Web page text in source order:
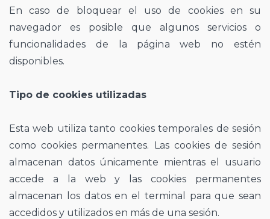
En caso de bloquear el uso de cookies en su
navegador es posible que algunos servicios o
funcionalidades de la página web no estén
disponibles.
Tipo de cookies utilizadas
Esta web utiliza tanto cookies temporales de sesión
como cookies permanentes. Las cookies de sesión
almacenan datos únicamente mientras el usuario
accede a la web y las cookies permanentes
almacenan los datos en el terminal para que sean
accedidos y utilizados en más de una sesión.